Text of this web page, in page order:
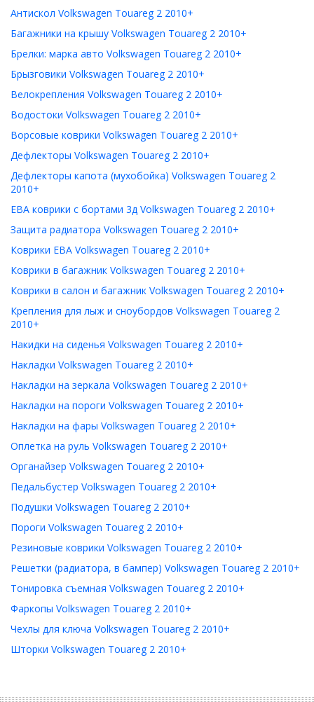
Антискол Volkswagen Touareg 2 2010+
Багажники на крышу Volkswagen Touareg 2 2010+
Брелки: марка авто Volkswagen Touareg 2 2010+
Брызговики Volkswagen Touareg 2 2010+
Велокрепления Volkswagen Touareg 2 2010+
Водостоки Volkswagen Touareg 2 2010+
Ворсовые коврики Volkswagen Touareg 2 2010+
Дефлекторы Volkswagen Touareg 2 2010+
Дефлекторы капота (мухобойка) Volkswagen Touareg 2
2010+
ЕВА коврики с бортами 3д Volkswagen Touareg 2 2010+
Защита радиатора Volkswagen Touareg 2 2010+
Коврики ЕВА Volkswagen Touareg 2 2010+
Коврики в багажник Volkswagen Touareg 2 2010+
Коврики в салон и багажник Volkswagen Touareg 2 2010+
Крепления для лыж и сноубордов Volkswagen Touareg 2
2010+
Накидки на сиденья Volkswagen Touareg 2 2010+
Накладки Volkswagen Touareg 2 2010+
Накладки на зеркала Volkswagen Touareg 2 2010+
Накладки на пороги Volkswagen Touareg 2 2010+
Накладки на фары Volkswagen Touareg 2 2010+
Оплетка на руль Volkswagen Touareg 2 2010+
Органайзер Volkswagen Touareg 2 2010+
Педальбустер Volkswagen Touareg 2 2010+
Подушки Volkswagen Touareg 2 2010+
Пороги Volkswagen Touareg 2 2010+
Резиновые коврики Volkswagen Touareg 2 2010+
Решетки (радиатора, в бампер) Volkswagen Touareg 2 2010+
Тонировка съемная Volkswagen Touareg 2 2010+
Фаркопы Volkswagen Touareg 2 2010+
Чехлы для ключа Volkswagen Touareg 2 2010+
Шторки Volkswagen Touareg 2 2010+